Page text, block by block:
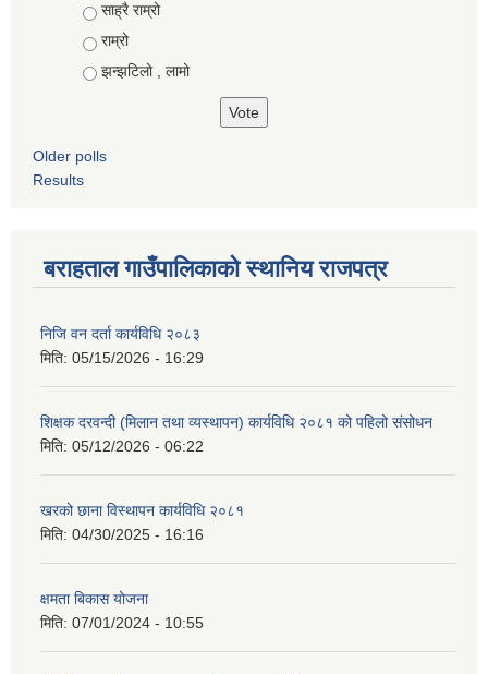
Choices
साह्रै राम्रो
राम्रो
झन्झटिलो , लामो
Older polls
Results
बराहताल गाउँपालिकाको स्थानिय राजपत्र
निजि वन दर्ता कार्यविधि २०८३
मिति: 05/15/2026 - 16:29
शिक्षक दरवन्दी (मिलान तथा व्यस्थापन) कार्यविधि २०८१ को पहिलो संसोधन
मिति: 05/12/2026 - 06:22
खरको छाना विस्थापन कार्यविधि २०८१
मिति: 04/30/2025 - 16:16
क्षमता बिकास योजना
मिति: 07/01/2024 - 10:55